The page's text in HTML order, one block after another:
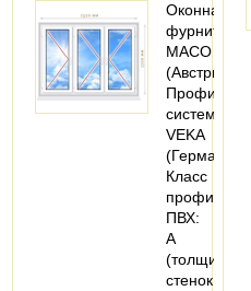
Оконная
фурнитура
MACO
(Австрия).
Профильная
система:
VEKA
(Германия).
Класс
профиля
ПВХ:
А
(толщина
стенок